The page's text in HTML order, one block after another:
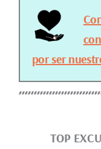
por ser
TOP